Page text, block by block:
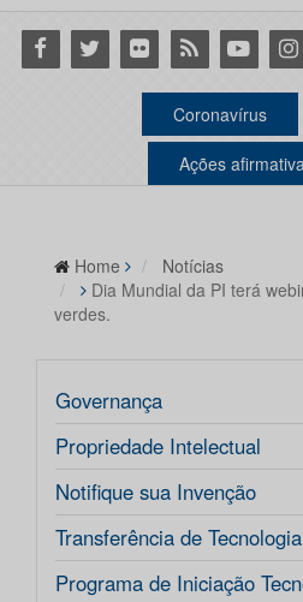
Facebook
Twitter Flickr RSS Youtube
Coronavírus
Ações
Home
Notícias
Dia Mundial da PI terá
verdes.
Governança
Propriedade Intelectual
Notifique sua Invenção
Transferência de Tecnologia
Programa de Iniciação